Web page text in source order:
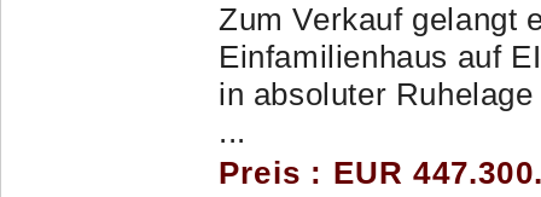
Zum Verkauf gelangt
Einfamilienhaus auf
in absoluter
...
Preis : EUR